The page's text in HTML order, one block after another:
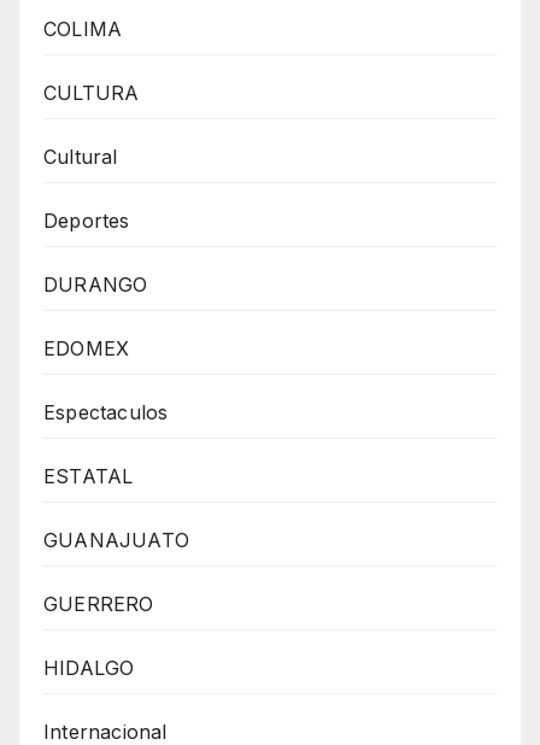
COLIMA
CULTURA
Cultural
Deportes
DURANGO
EDOMEX
Espectaculos
ESTATAL
GUANAJUATO
GUERRERO
HIDALGO
Internacional